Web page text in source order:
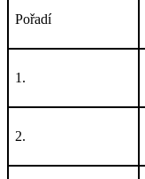
Pořadí
1.
2.